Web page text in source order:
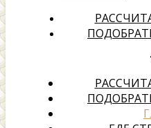
Все о
Выбери надежного